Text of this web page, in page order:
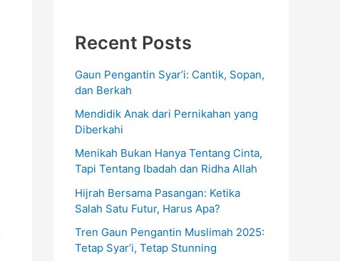
Recent Posts
Gaun Pengantin Syar’i: Cantik, Sopan,
dan Berkah
Mendidik Anak dari Pernikahan yang
Diberkahi
Menikah Bukan Hanya Tentang Cinta,
Tapi Tentang Ibadah dan Ridha Allah
Hijrah Bersama Pasangan: Ketika
Salah Satu Futur, Harus Apa?
Tren Gaun Pengantin Muslimah 2025:
Tetap Syar’i, Tetap Stunning